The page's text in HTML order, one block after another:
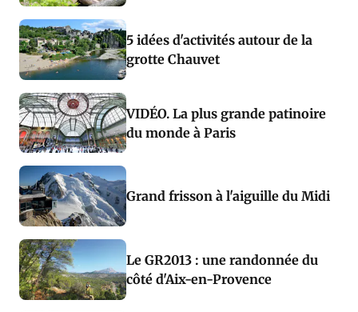
5 idées d'activités autour de la
grotte Chauvet
VIDÉO. La plus grande patinoire
du monde à Paris
Grand frisson à l'aiguille du Midi
Le GR2013 : une randonnée du
côté d'Aix-en-Provence